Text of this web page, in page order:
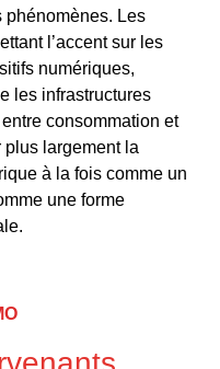
phénomènes. Les
l’accent sur les
numériques,
les infrastructures
consommation et
plus largement la
à la fois comme un
une forme